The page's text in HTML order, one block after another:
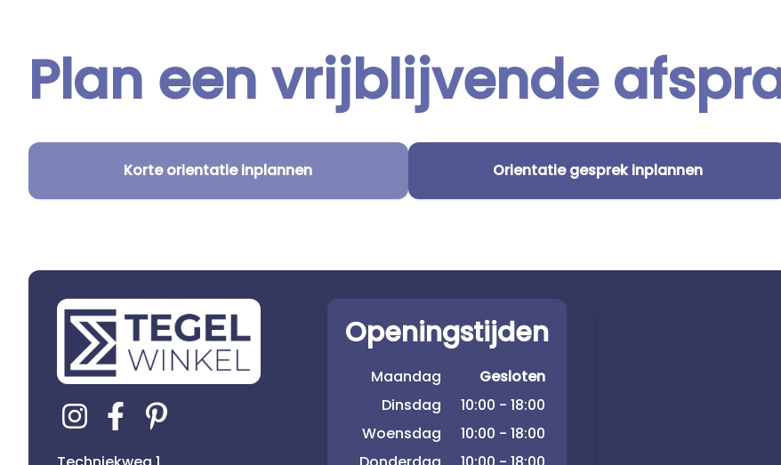
Plan een vrijblijvende
Korte orientatie inplannen Orientatie gesprek inplannen
Openingstijden
Maandag
Gesloten
Dinsdag
10:00 - 18:00
Woensdag
10:00 - 18:00